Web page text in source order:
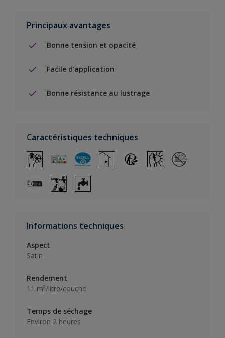
Principaux avantages
Bonne tension et opacité
Facile d'application
Bonne résistance au lustrage
Caractéristiques techniques
Informations techniques
Aspect
Satin
Rendement
11 m²/litre/couche
Temps de séchage
Environ 2 heures